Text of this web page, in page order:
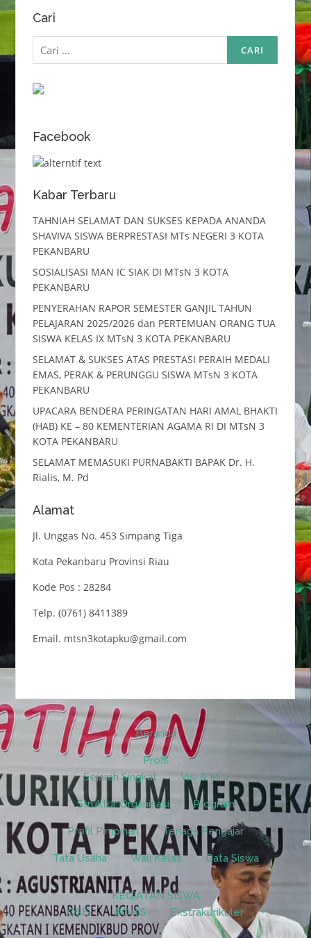
Cari
Cari
untuk:
Facebook
Kabar Terbaru
TAHNIAH SELAMAT DAN SUKSES KEPADA ANANDA
SHAVIVA SISWA BERPRESTASI MTs NEGERI 3 KOTA
PEKANBARU
SOSIALISASI MAN IC SIAK DI MTsN 3 KOTA
PEKANBARU
PENYERAHAN RAPOR SEMESTER GANJIL TAHUN
PELAJARAN 2025/2026 dan PERTEMUAN ORANG TUA
SISWA KELAS IX MTsN 3 KOTA PEKANBARU
SELAMAT & SUKSES ATAS PRESTASI PERAIH MEDALI
EMAS, PERAK & PERUNGGU SISWA MTsN 3 KOTA
PEKANBARU
UPACARA BENDERA PERINGATAN HARI AMAL BHAKTI
(HAB) KE – 80 KEMENTERIAN AGAMA RI DI MTsN 3
KOTA PEKANBARU
SELAMAT MEMASUKI PURNABAKTI BAPAK Dr. H.
Rialis, M. Pd
Alamat
Jl. Unggas No. 453 Simpang Tiga
Kota Pekanbaru Provinsi Riau
Kode Pos : 28284
Telp. (0761) 8411389
Email. mtsn3kotapku@gmail.com
Beranda
Profil
Sejarah Singkat
Visi & Misi
Struktur Organisasi Program
Profil Pimpinan Tenaga Pengajar
Tata Usaha Wali Kelas Data Siswa
KEGIATAN SISWA
OSIS
ROHIS Ekstrakurikuler